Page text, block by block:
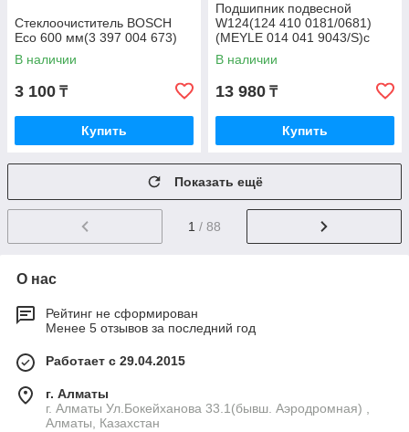
Стеклоочиститель BOSCH
Eco 600 мм(3 397 004 673)
В наличии
3 100 ₸
Купить
Подшипник подвесной
W124(124 410 0181/0681)
(MEYLE 014 041 9043/S)с
подшипником
В наличии
13 980 ₸
Купить
Показать ещё
1 / 88
О нас
Рейтинг не сформирован
Менее 5 отзывов за последний год
Работает с 29.04.2015
г. Алматы
г. Алматы Ул.Бокейханова 33.1(бывш. Аэродромная) ,
Алматы, Казахстан